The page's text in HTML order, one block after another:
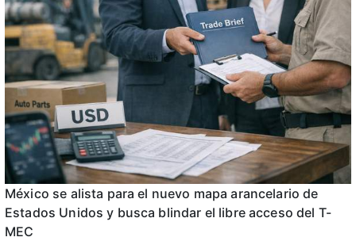
México se alista para el nuevo mapa arancelario de
Estados Unidos y busca blindar el libre acceso del T-
MEC